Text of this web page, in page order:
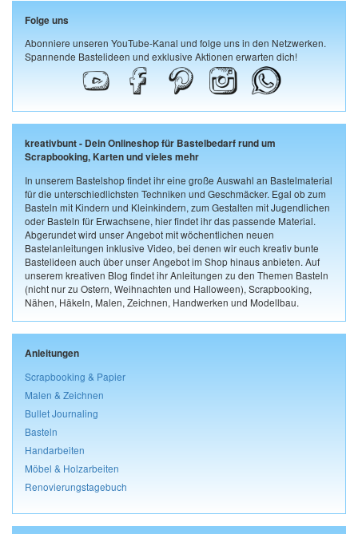
Folge uns
Abonniere unseren YouTube-Kanal und folge uns in den Netzwerken.
Spannende Bastelideen und exklusive Aktionen erwarten dich!
kreativbunt - Dein Onlineshop für Bastelbedarf rund um
Scrapbooking, Karten und vieles mehr
In unserem Bastelshop findet ihr eine große Auswahl an Bastelmaterial
für die unterschiedlichsten Techniken und Geschmäcker. Egal ob zum
Basteln mit Kindern und Kleinkindern, zum Gestalten mit Jugendlichen
oder Basteln für Erwachsene, hier findet ihr das passende Material.
Abgerundet wird unser Angebot mit wöchentlichen neuen
Bastelanleitungen inklusive Video, bei denen wir euch kreativ bunte
Bastelideen auch über unser Angebot im Shop hinaus anbieten. Auf
unserem kreativen Blog findet ihr Anleitungen zu den Themen Basteln
(nicht nur zu Ostern, Weihnachten und Halloween), Scrapbooking,
Nähen, Häkeln, Malen, Zeichnen, Handwerken und Modellbau.
Anleitungen
Scrapbooking & Papier
Malen & Zeichnen
Bullet Journaling
Basteln
Handarbeiten
Möbel & Holzarbeiten
Renovierungstagebuch